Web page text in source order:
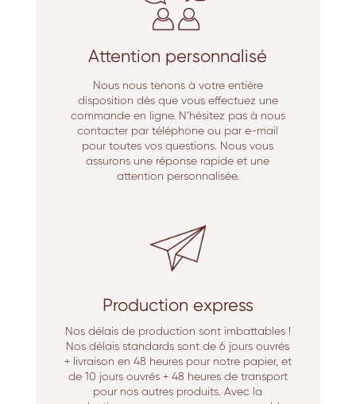
Attention personnalisé
Nous nous tenons à votre entière
disposition dès que vous effectuez une
commande en ligne. N’hésitez pas à nous
contacter par téléphone ou par e-mail
pour toutes vos questions. Nous vous
assurons une réponse rapide et une
attention personnalisée.
Production express
Nos délais de production sont imbattables !
Nos délais standards sont de 6 jours ouvrés
+ livraison en 48 heures pour notre papier, et
de 10 jours ouvrés + 48 heures de transport
pour nos autres produits. Avec la